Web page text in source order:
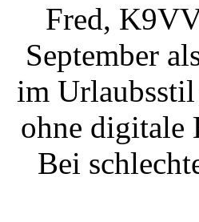
Fred,
September
im
ohne digitale
Bei